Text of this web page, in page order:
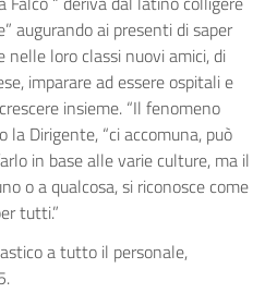
augurando ai presenti di saper
nelle loro classi nuovi amici, di
imparare ad essere ospitali e
insieme. “Il fenomeno
la Dirigente, “ci accomuna, può
in base alle varie culture, ma il
o a qualcosa, si riconosce come
tutti.”
a tutto il personale,